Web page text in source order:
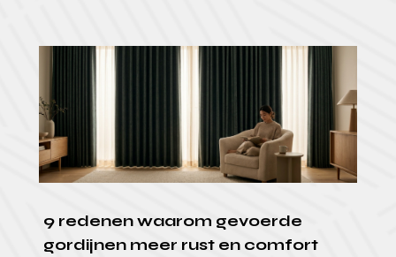
9 redenen waarom gevoerde
gordijnen meer rust en comfort